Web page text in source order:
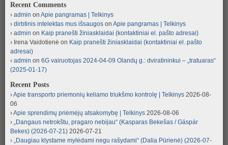
Recent Comments
admin on Apie pangramas | Telkinys
dirbtinis intelektas mus išsaugos on Apie pangramas | Telkinys
admin on Kaip pranešti žiniasklaidai (kontaktiniai el. pašto adresai)
Irena Vaidotienė on Kaip pranešti žiniasklaidai (kontaktiniai el. pašto
adresai)
admin on 6G vairuotojas 2024-04-09 Olandų g.: dviratininkui – „tratuaras“
(2025-01-17)
Recent Posts
Apie transporto priemonių keliamo triukšmo kontrolę | Telkinys 2026-08-
06
Apie sprendimų priėmėjų atsakomybę | Telkinys 2026-08-06
„Dangaus netrokštu, pragaro nebijau“ (Kasparas Bekešas / Gáspár
Bekes) (2026-07-21) 2026-07-21
„Daugiau klystame mylėdami negu rašydami“ (Dalia Pūrienė) (2026-07-